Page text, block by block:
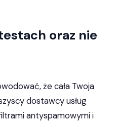
oraz nie
że cała Twoja
dostawcy usług
antyspamowymi i